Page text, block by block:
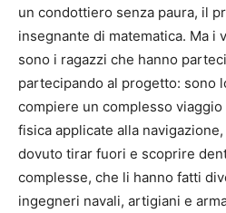
un condottiero senza paura, il
insegnante di matematica. Ma
sono i ragazzi che hanno
partecipando al progetto: sono
compiere un complesso
fisica applicate alla
dovuto tirar fuori e scoprire
complesse, che li hanno fatti
ingegneri navali, artigiani e